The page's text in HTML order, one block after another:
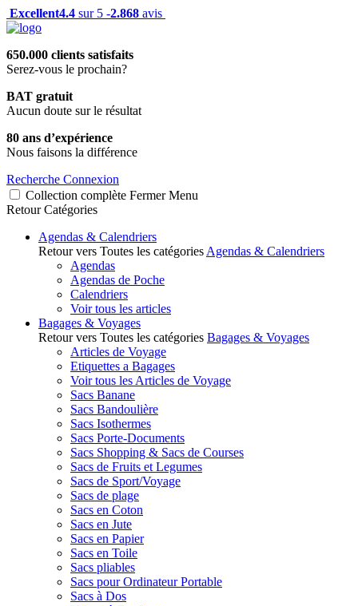
Excellent4.4 sur 5 -2.868 avis
650.000 clients satisfaits
Serez-vous le prochain?
BAT gratuit
Aucun doute sur le résultat
80 ans d’expérience
Nous faisons la différence
Recherche Connexion
Collection complète Fermer Menu
Retour Catégories
Agendas & Calendriers
Retour vers Toutes les catégories Agendas & Calendriers
Agendas
Agendas de Poche
Calendriers
Voir tous les articles
Bagages & Voyages
Retour vers Toutes les catégories Bagages & Voyages
Articles de Voyage
Etiquettes a Bagages
Voir tous les Articles de Voyage
Sacs Banane
Sacs Bandoulière
Sacs Isothermes
Sacs Porte-Documents
Sacs Shopping & Sacs de Courses
Sacs de Fruits et Legumes
Sacs de Sport/Voyage
Sacs de plage
Sacs en Coton
Sacs en Jute
Sacs en Papier
Sacs en Toile
Sacs pliables
Sacs pour Ordinateur Portable
Sacs à Dos